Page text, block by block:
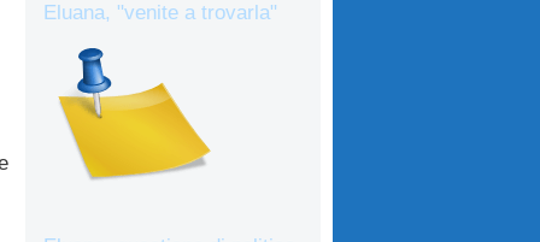
Eluana, "venite a trovarla"